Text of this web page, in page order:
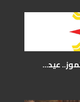
عيد...